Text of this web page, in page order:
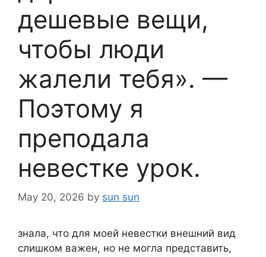
дешевые вещи,
чтобы люди
жалели тебя». —
Поэтому я
преподала
невестке урок.
May 20, 2026 by sun sun
знала, что для моей невестки внешний вид
слишком важен, но не могла представить,